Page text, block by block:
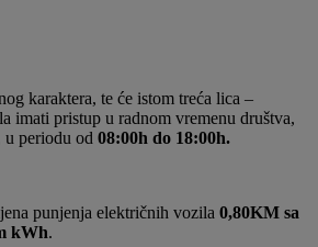
karaktera, te će istom treća lica –
imati pristup u radnom vremenu društva,
u periodu od 08:00h do 18:00h.
punjenja električnih vozila 0,80KM sa
kWh.